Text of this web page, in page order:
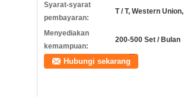
Syarat-syarat
pembayaran:
T / T, Western Union,
Menyediakan
kemampuan:
200-500 Set / Bulan
Hubungi sekarang